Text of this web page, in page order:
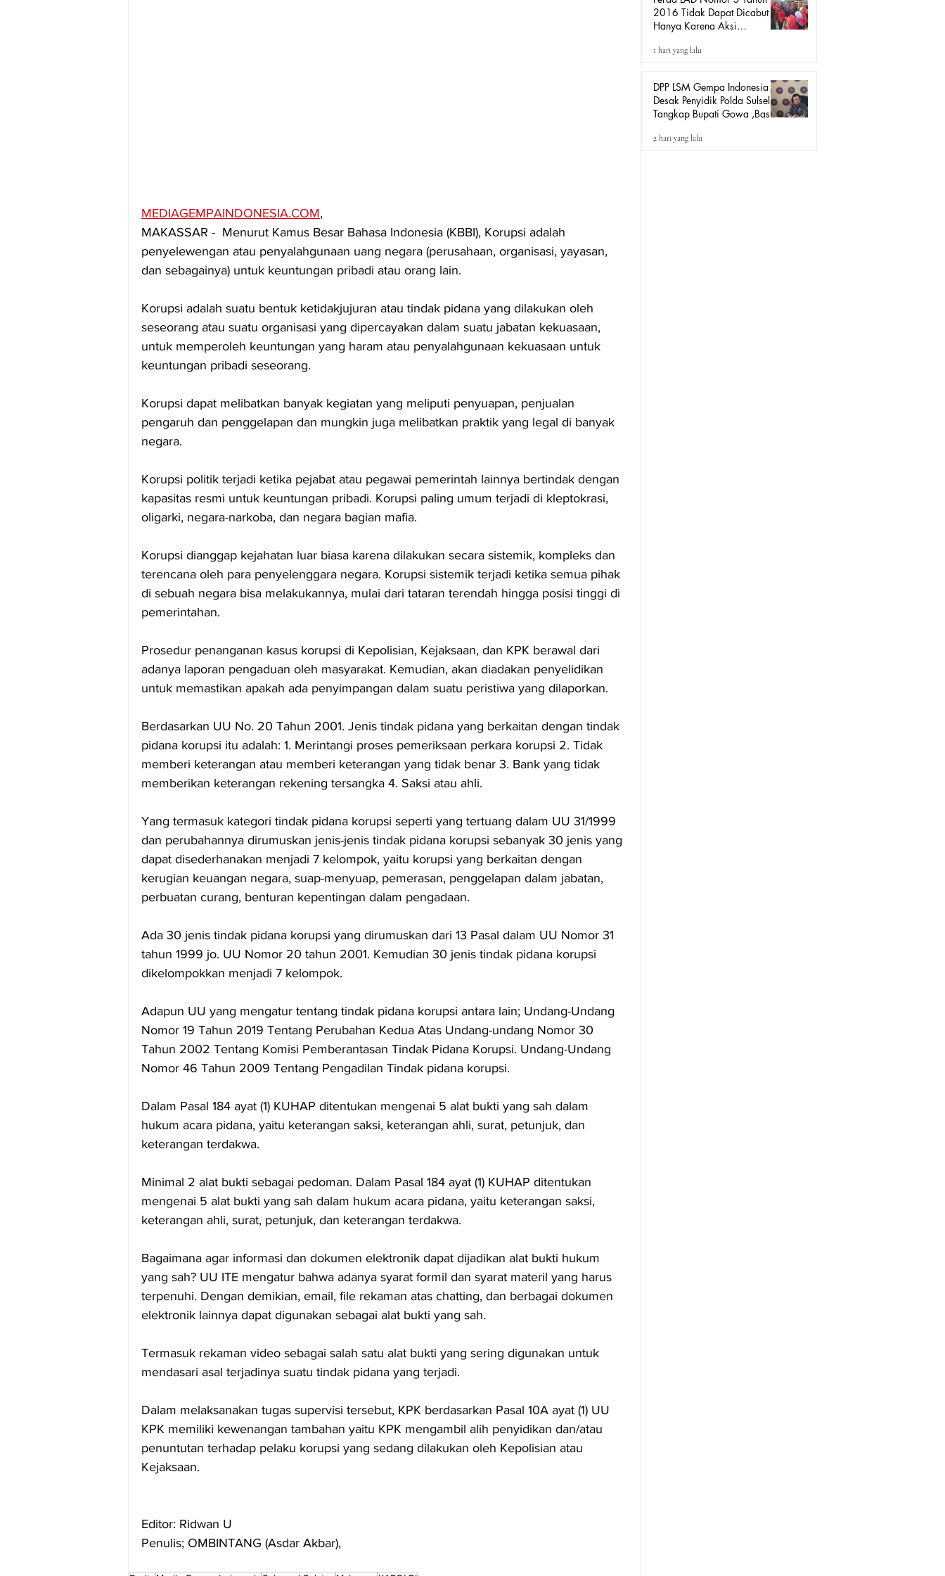
MEDIAGEMPAINDONESIA.COM,
MAKASSAR -  Menurut Kamus Besar Bahasa Indonesia (KBBI), Korupsi adalah
penyelewengan atau penyalahgunaan uang negara (perusahaan, organisasi, yayasan,
dan sebagainya) untuk keuntungan pribadi atau orang lain.
Korupsi adalah suatu bentuk ketidakjujuran atau tindak pidana yang dilakukan oleh
seseorang atau suatu organisasi yang dipercayakan dalam suatu jabatan kekuasaan,
untuk memperoleh keuntungan yang haram atau penyalahgunaan kekuasaan untuk
keuntungan pribadi seseorang.
Korupsi dapat melibatkan banyak kegiatan yang meliputi penyuapan, penjualan
pengaruh dan penggelapan dan mungkin juga melibatkan praktik yang legal di banyak
negara.
Korupsi politik terjadi ketika pejabat atau pegawai pemerintah lainnya bertindak dengan
kapasitas resmi untuk keuntungan pribadi. Korupsi paling umum terjadi di kleptokrasi,
oligarki, negara-narkoba, dan negara bagian mafia.
Korupsi dianggap kejahatan luar biasa karena dilakukan secara sistemik, kompleks dan
terencana oleh para penyelenggara negara. Korupsi sistemik terjadi ketika semua pihak
di sebuah negara bisa melakukannya, mulai dari tataran terendah hingga posisi tinggi di
pemerintahan.
Prosedur penanganan kasus korupsi di Kepolisian, Kejaksaan, dan KPK berawal dari
adanya laporan pengaduan oleh masyarakat. Kemudian, akan diadakan penyelidikan
untuk memastikan apakah ada penyimpangan dalam suatu peristiwa yang dilaporkan.
Berdasarkan UU No. 20 Tahun 2001. Jenis tindak pidana yang berkaitan dengan tindak
pidana korupsi itu adalah: 1. Merintangi proses pemeriksaan perkara korupsi 2. Tidak
memberi keterangan atau memberi keterangan yang tidak benar 3. Bank yang tidak
memberikan keterangan rekening tersangka 4. Saksi atau ahli.
Yang termasuk kategori tindak pidana korupsi seperti yang tertuang dalam UU 31/1999
dan perubahannya dirumuskan jenis-jenis tindak pidana korupsi sebanyak 30 jenis yang
dapat disederhanakan menjadi 7 kelompok, yaitu korupsi yang berkaitan dengan
kerugian keuangan negara, suap-menyuap, pemerasan, penggelapan dalam jabatan,
perbuatan curang, benturan kepentingan dalam pengadaan.
Ada 30 jenis tindak pidana korupsi yang dirumuskan dari 13 Pasal dalam UU Nomor 31
tahun 1999 jo. UU Nomor 20 tahun 2001. Kemudian 30 jenis tindak pidana korupsi
dikelompokkan menjadi 7 kelompok.
Adapun UU yang mengatur tentang tindak pidana korupsi antara lain; Undang-Undang
Nomor 19 Tahun 2019 Tentang Perubahan Kedua Atas Undang-undang Nomor 30
Tahun 2002 Tentang Komisi Pemberantasan Tindak Pidana Korupsi. Undang-Undang
Nomor 46 Tahun 2009 Tentang Pengadilan Tindak pidana korupsi.
Dalam Pasal 184 ayat (1) KUHAP ditentukan mengenai 5 alat bukti yang sah dalam
hukum acara pidana, yaitu keterangan saksi, keterangan ahli, surat, petunjuk, dan
keterangan terdakwa.
Minimal 2 alat bukti sebagai pedoman. Dalam Pasal 184 ayat (1) KUHAP ditentukan
mengenai 5 alat bukti yang sah dalam hukum acara pidana, yaitu keterangan saksi,
keterangan ahli, surat, petunjuk, dan keterangan terdakwa.
Bagaimana agar informasi dan dokumen elektronik dapat dijadikan alat bukti hukum
yang sah? UU ITE mengatur bahwa adanya syarat formil dan syarat materil yang harus
terpenuhi. Dengan demikian, email, file rekaman atas chatting, dan berbagai dokumen
elektronik lainnya dapat digunakan sebagai alat bukti yang sah.
Termasuk rekaman video sebagai salah satu alat bukti yang sering digunakan untuk
mendasari asal terjadinya suatu tindak pidana yang terjadi.
Dalam melaksanakan tugas supervisi tersebut, KPK berdasarkan Pasal 10A ayat (1) UU
KPK memiliki kewenangan tambahan yaitu KPK mengambil alih penyidikan dan/atau
penuntutan terhadap pelaku korupsi yang sedang dilakukan oleh Kepolisian atau
Kejaksaan.
Editor: Ridwan U
Penulis; OMBINTANG (Asdar Akbar),
2016 Tidak Dapat Dicabut
Hanya Karena Aksi
Mekanisme Hukum.
1 hari yang lalu
DPP LSM Gempa Indonesia
Desak Penyidik Polda Sulsel
Tangkap Bupati Gowa ,Basri
Retail Internasional Terkait
2 hari yang lalu